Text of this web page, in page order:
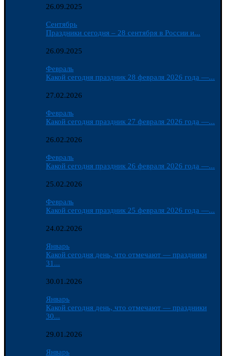
26.09.2025
Сентябрь
Праздники сегодня – 28 сентября в России и...
26.09.2025
Февраль
Какой сегодня праздник 28 февраля 2026 года —...
27.02.2026
Февраль
Какой сегодня праздник 27 февраля 2026 года —...
26.02.2026
Февраль
Какой сегодня праздник 26 февраля 2026 года —...
25.02.2026
Февраль
Какой сегодня праздник 25 февраля 2026 года —...
24.02.2026
Январь
Какой сегодня день, что отмечают — праздники
31...
30.01.2026
Январь
Какой сегодня день, что отмечают — праздники
30...
29.01.2026
Январь